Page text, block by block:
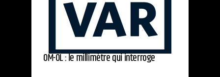
OM-OL : le millimètre qui interroge